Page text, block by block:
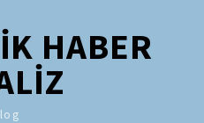
HABER